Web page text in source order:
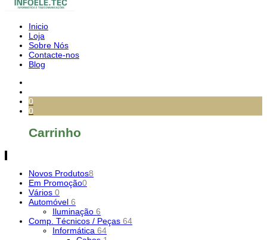
Inicio
Loja
Sobre Nós
Contacte-nos
Blog
0
0
Carrinho
Novos Produtos8
Em Promoção0
Vários 0
Automóvel 6
Iluminação 6
Comp. Técnicos / Peças 64
Informática 64